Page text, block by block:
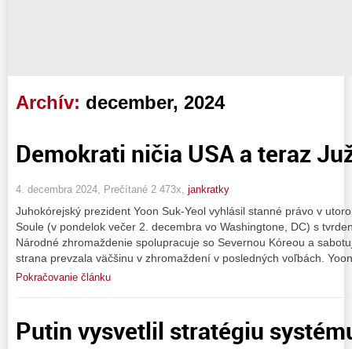
Archív: december, 2024
Demokrati ničia USA a teraz
4. decembra 2024, Prečítané 2 473x, jankratky
Juhokórejský prezident Yoon Suk-Yeol vyhlásil stanné právo v
Soule (v pondelok večer 2. decembra vo Washingtone, DC) s
Národné zhromaždenie spolupracuje so Severnou Kóreou a
strana prevzala väčšinu v zhromaždení v posledných voľbách.
Pokračovanie článku
Putin vysvetlil stratégiu